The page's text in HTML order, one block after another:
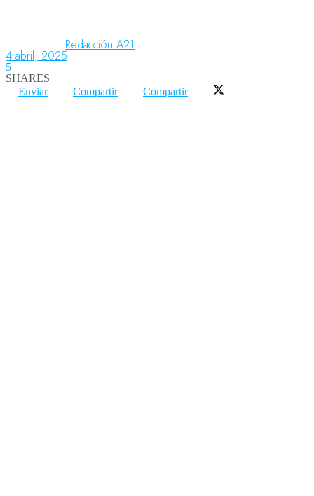
Aeropuertos
Columnistas
Redacción A21
4 abril, 2025
5
SHARES
Enviar
Compartir Compartir